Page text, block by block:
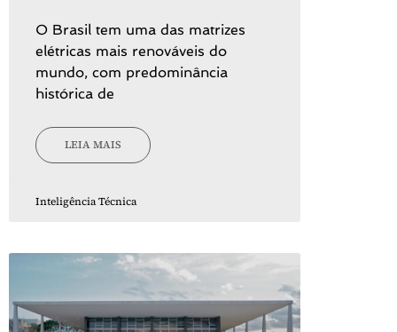
O Brasil tem uma das matrizes
elétricas mais renováveis do
mundo, com predominância
histórica de
LEIA MAIS
Inteligência Técnica